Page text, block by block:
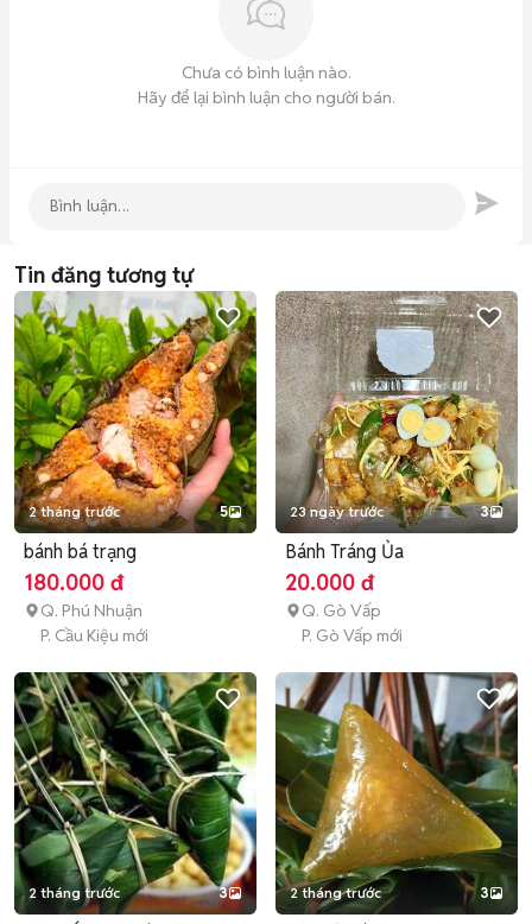
Chưa có bình luận nào.
Hãy để lại bình luận cho người bán.
Tin đăng tương tự
2 tháng trước 5
bánh bá trạng
180.000 đ
Q. Phú Nhuận
P. Cầu Kiệu mới
23 ngày trước 3
Bánh Tráng Ủa
20.000 đ
Q. Gò Vấp
P. Gò Vấp mới
2 tháng trước 3 2 tháng trước 3